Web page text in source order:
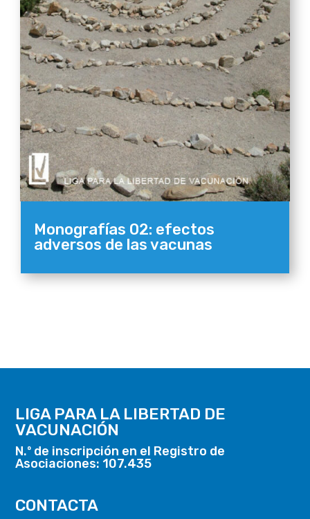
Monografías 02: efectos
adversos de las vacunas
LIGA PARA LA LIBERTAD DE
VACUNACIÓN
N.º de inscripción en el Registro de
Asociaciones: 107.435
CONTACTA